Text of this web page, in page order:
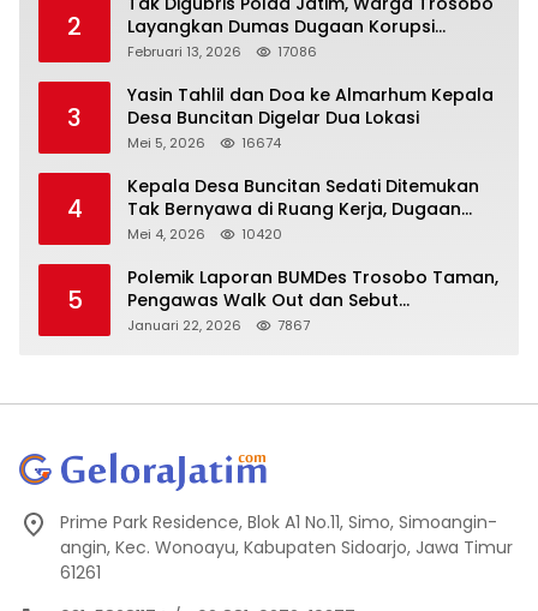
2
Layangkan Dumas Dugaan Korupsi
Oknum DPRD Sidoarjo ke Kapolri
Februari 13, 2026 17086
3
Yasin Tahlil dan Doa ke Almarhum Kepala
Desa Buncitan Digelar Dua Lokasi
Mei 5, 2026 16674
4
Kepala Desa Buncitan Sedati Ditemukan
Tak Bernyawa di Ruang Kerja, Dugaan
Bunuh Diri Menguat
Mei 4, 2026 10420
5
Polemik Laporan BUMDes Trosobo Taman,
Pengawas Walk Out dan Sebut
Kejanggalan
Januari 22, 2026 7867
Prime Park Residence, Blok A1 No.11, Simo, Simoangin-
angin, Kec. Wonoayu, Kabupaten Sidoarjo, Jawa Timur
61261